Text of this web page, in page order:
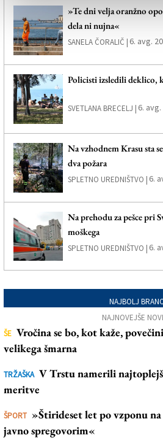
»Te dni velja oranžno
dela ni nujna«
SANELA ČORALIČ |6. avg.
Policisti izsledili deklico,
SVETLANA BRECELJ | 6.
Na vzhodnem Krasu sta
dva požara
SPLETNO UREDNIŠTVO | 6.
Na prehodu za pešce pri
moškega
SPLETNO UREDNIŠTVO | 6.
NAJBOLJ
NAJNOVEJŠE
ŠE Vročina se bo, kot kaže,
velikega šmarna
TRŽAŠKA V Trstu namerili
meritve
ŠPORT »Štirideset let po vzponu na
javno spregovorim«